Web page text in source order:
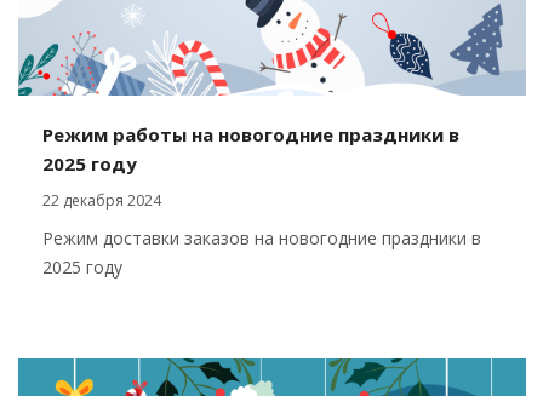
Режим работы на новогодние праздники в
2025 году
22 декабря 2024
Режим доставки заказов на новогодние праздники в
2025 году